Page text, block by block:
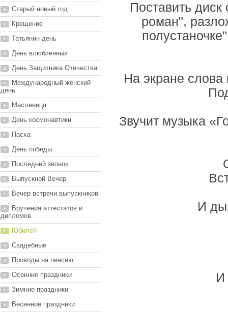
Старый новый год
Крещение
Татьянин день
День влюбленных
День Защитника Отечества
Международный женский
день
Масленица
День космонавтики
Пасха
День победы
Последний звонок
Выпускной Вечер
Вечер встречи выпускников
Вручения аттестатов и
дипломов
Юбилей
Свадебные
Проводы на пенсию
Осенние праздники
Зимние праздники
Весенние праздники
Поставить
роман",
На экране
Звучит музыка
И
И